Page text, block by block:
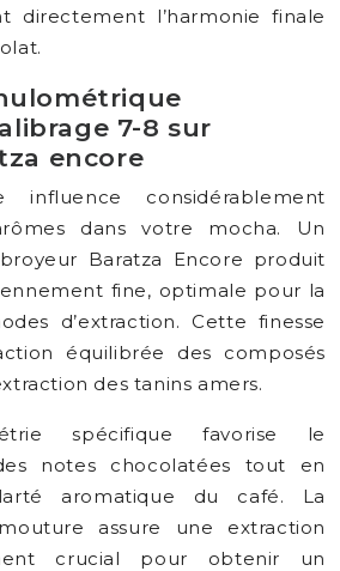
directement l’harmonie finale
7-8 sur
encore
influence considérablement
dans votre mocha. Un
Baratza Encore produit
fine, optimale pour la
d’extraction. Cette finesse
équilibrée des composés
des tanins amers.
spécifique favorise le
notes chocolatées tout en
aromatique du café. La
assure une extraction
crucial pour obtenir un